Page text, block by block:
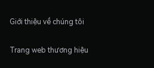
Giới thiệu về chúng tôi
Trang web thương hiệu